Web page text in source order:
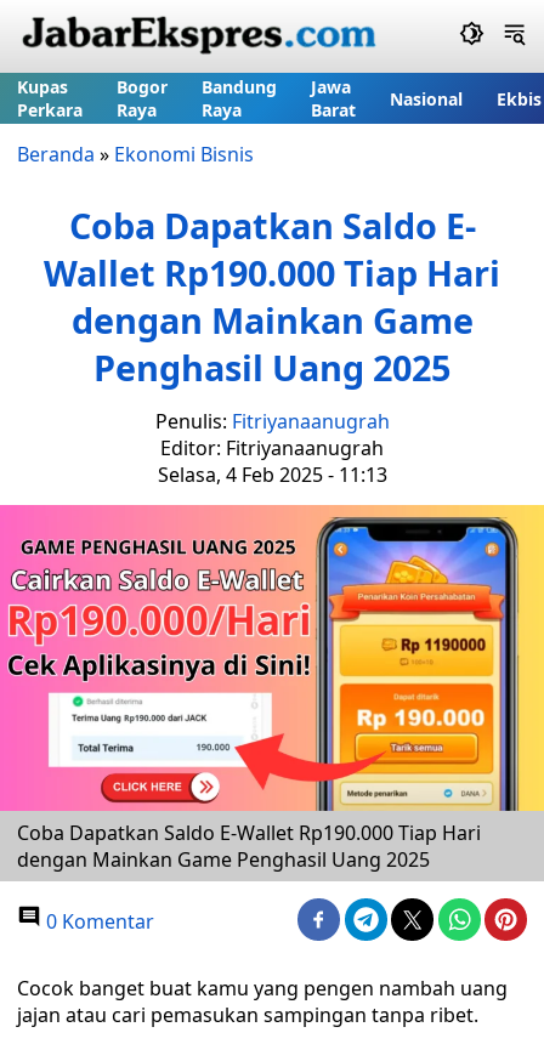
Kupas
Perkara
Bogor
Raya
Bandung
Raya
Jawa
Barat
Nasional Ekbis
Beranda » Ekonomi Bisnis
Coba Dapatkan Saldo E-
Wallet Rp190.000 Tiap Hari
dengan Mainkan Game
Penghasil Uang 2025
Penulis: Fitriyanaanugrah
Editor: Fitriyanaanugrah
Selasa, 4 Feb 2025 - 11:13
Coba Dapatkan Saldo E-Wallet Rp190.000 Tiap Hari
dengan Mainkan Game Penghasil Uang 2025
0 Komentar
Cocok banget buat kamu yang pengen nambah uang
jajan atau cari pemasukan sampingan tanpa ribet.